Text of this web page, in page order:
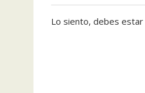
Lo siento, debes estar